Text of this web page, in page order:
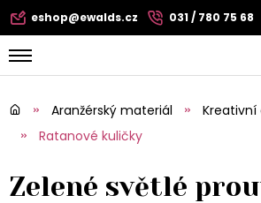
eshop@ewalds.cz 031 / 780 75 68
Aranžérský materiál
Kreativní
Ratanové kuličky
Zelené světlé